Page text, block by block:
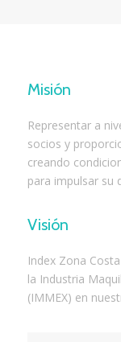
Misión
Representar a
socios y
creando
para impulsar su
Visión
Index Zona
la Industria
(IMMEX) en